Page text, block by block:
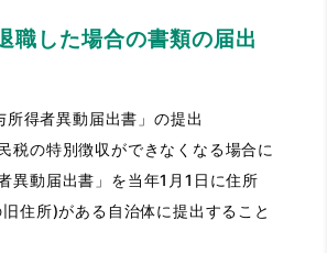
職した場合の書類の届出
所得者異動届出書」の提出
税の特別徴収ができなくなる場合に
異動届出書」を当年1月1日に住所
住所)がある自治体に提出すること